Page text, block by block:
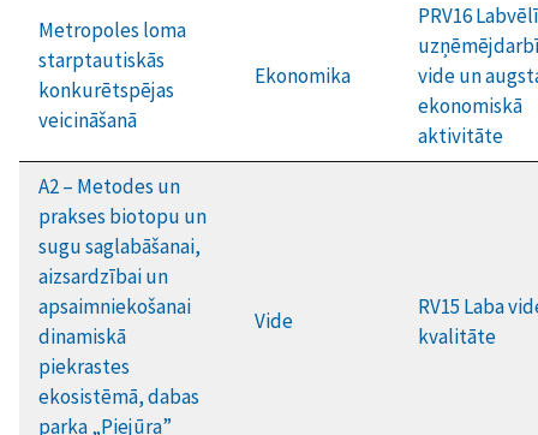
Metropoles loma
starptautiskās
konkurētspējas
veicināšanā
Ekonomika
PRV16
vide un
ekonomiskā
aktivitāte
A2 – Metodes un
prakses biotopu un
sugu saglabāšanai,
aizsardzībai un
apsaimniekošanai
dinamiskā
piekrastes
ekosistēmā, dabas
parka „Piejūra”
Vide
RV15 Laba
kvalitāte